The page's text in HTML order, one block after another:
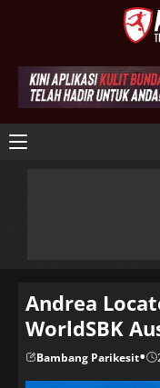
Andrea
WorldSBK
Bambang Parikesit•